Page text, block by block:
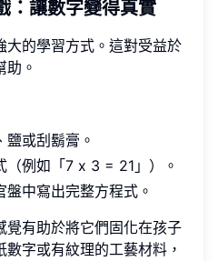
：讓數字變得真實
大的學習方式。這對受益於
助。
或刮鬍膏。
（例如「7 x 3 = 21」）。
中寫出完整方程式。
覺有助於將它們固化在孩子
字或有紋理的工藝材料，